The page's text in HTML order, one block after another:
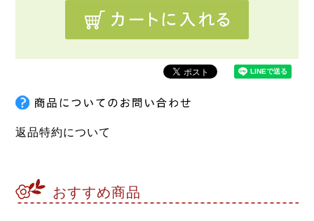
返品特約について
おすすめ商品